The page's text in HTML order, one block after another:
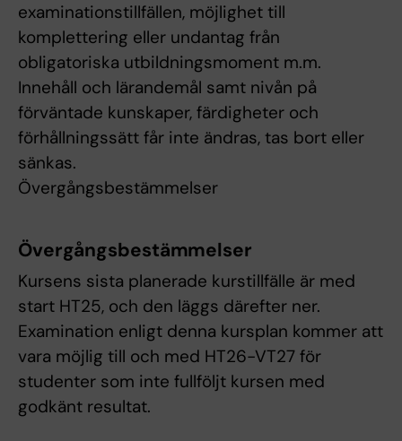
examinationstillfällen, möjlighet till
komplettering eller undantag från
obligatoriska utbildningsmoment m.m.
Innehåll och lärandemål samt nivån på
förväntade kunskaper, färdigheter och
förhållningssätt får inte ändras, tas bort eller
sänkas.
Övergångsbestämmelser
Övergångsbestämmelser
Kursens sista planerade kurstillfälle är med
start HT25, och den läggs därefter ner.
Examination enligt denna kursplan kommer att
vara möjlig till och med HT26-VT27 för
studenter som inte fullföljt kursen med
godkänt resultat.